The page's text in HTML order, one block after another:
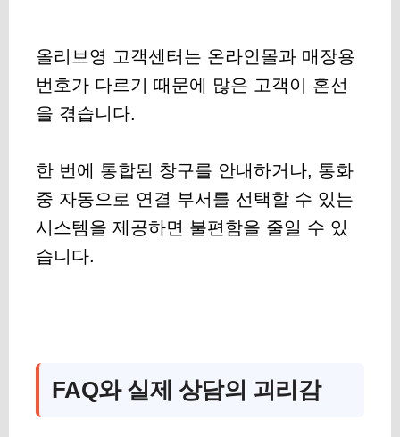
올리브영 고객센터는 온라인몰과 매장용
번호가 다르기 때문에 많은 고객이 혼선
을 겪습니다.
한 번에 통합된 창구를 안내하거나, 통화
중 자동으로 연결 부서를 선택할 수 있는
시스템을 제공하면 불편함을 줄일 수 있
습니다.
FAQ와 실제 상담의 괴리감